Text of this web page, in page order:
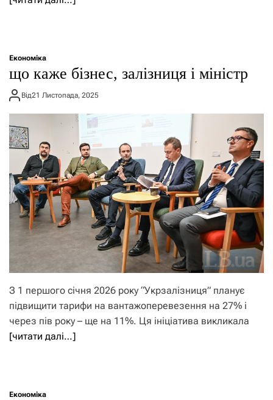
Економіка
що каже бізнес, залізниця і міністр
Від21 Листопада, 2025
З 1 першого січня 2026 року “Укрзалізниця” планує
підвищити тарифи на вантажоперевезення на 27% і
через пів року – ще на 11%. Ця ініціатива викликала
[читати далі…]
Економіка